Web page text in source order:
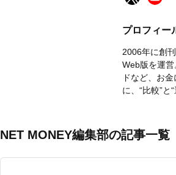
プロフィー
2006年に創
Web版を運
ドなど、お
に、“比較”と
NET MONEY編集部の記事一覧